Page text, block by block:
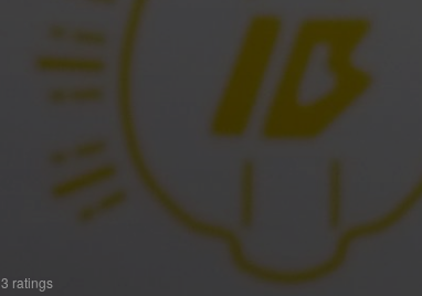
3 ratings